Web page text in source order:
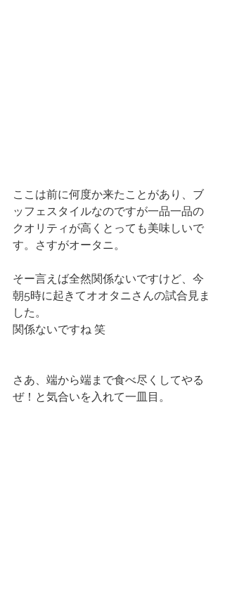
ここは前に何度か来たことがあり、ブ
ッフェスタイルなのですが一品一品の
クオリティが高くとっても美味しいで
す。さすがオータニ。
そー言えば全然関係ないですけど、今
朝5時に起きてオオタニさんの試合見ま
した。
関係ないですね 笑
さあ、端から端まで食べ尽くしてやる
ぜ！と気合いを入れて一皿目。